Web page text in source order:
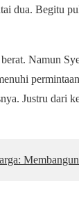
dua. Begitu
Namun
Justru dari